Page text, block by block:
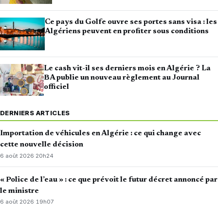
Ce pays du Golfe ouvre ses portes sans visa : les
Algériens peuvent en profiter sous conditions
Le cash vit-il ses derniers mois en Algérie ? La
BA publie un nouveau règlement au Journal
officiel
DERNIERS ARTICLES
Importation de véhicules en Algérie : ce qui change avec
cette nouvelle décision
6 août 2026·20h24
« Police de l’eau » : ce que prévoit le futur décret annoncé par
le ministre
6 août 2026·19h07